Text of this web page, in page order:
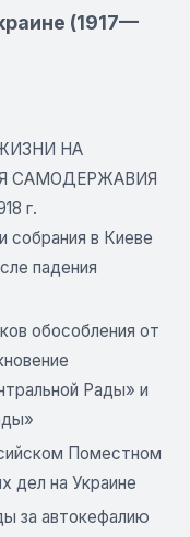
(1917—
НА
САМОДЕРЖАВИЯ
г.
собрания в Киеве
падения
обособления от
Рады» и
Поместном
дел на Украине
за автокефалию